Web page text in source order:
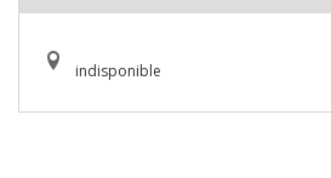
indisponible